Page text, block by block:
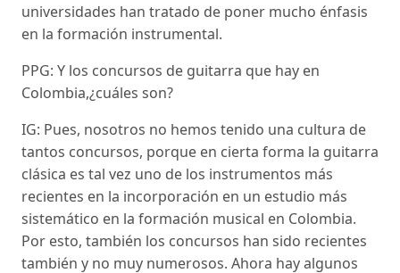
universidades han tratado de poner mucho énfasis
en la formación instrumental.
PPG: Y los concursos de guitarra que hay en
Colombia,¿cuáles son?
IG: Pues, nosotros no hemos tenido una cultura de
tantos concursos, porque en cierta forma la guitarra
clásica es tal vez uno de los instrumentos más
recientes en la incorporación en un estudio más
sistemático en la formación musical en Colombia.
Por esto, también los concursos han sido recientes
también y no muy numerosos. Ahora hay algunos